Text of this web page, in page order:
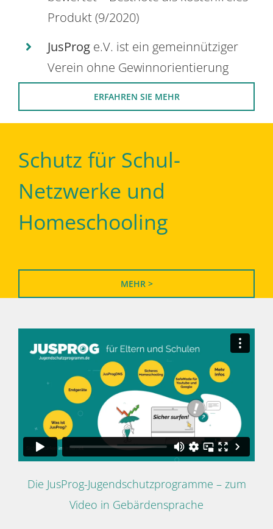
Produkt (9/2020)
JusProg e.V. ist ein gemeinnütziger
Verein ohne Gewinnorientierung
ERFAHREN SIE MEHR
Schutz für Schul-
Netzwerke und
Homeschooling
MEHR >
Die JusProg-Jugendschutzprogramme – zum
Video in Gebärdensprache